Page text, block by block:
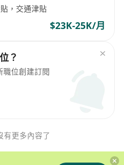
，交通津貼
$23K-25K/月
？
職位創建訂閱
有更多內容了